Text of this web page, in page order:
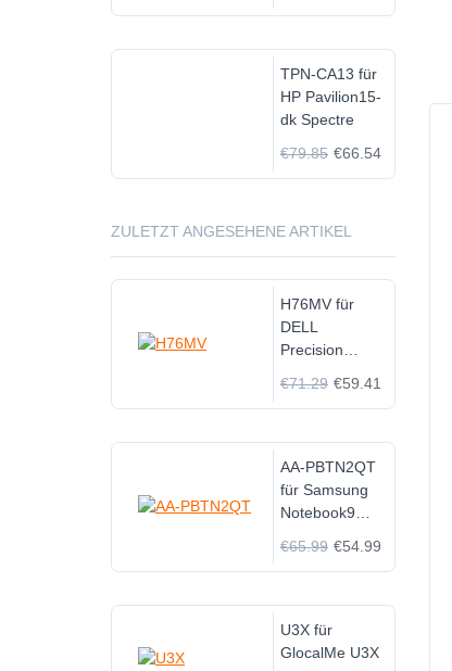
TPN-CA13 für
HP Pavilion15-
dk Spectre
€79.85 €66.54
ZULETZT ANGESEHENE ARTIKEL
H76MV für
DELL
Precision
€71.29 €59.41
AA-PBTN2QT
für Samsung
Notebook9
NP900X3N-
K01US
€65.99 €54.99
U3X für
GlocalMe U3X